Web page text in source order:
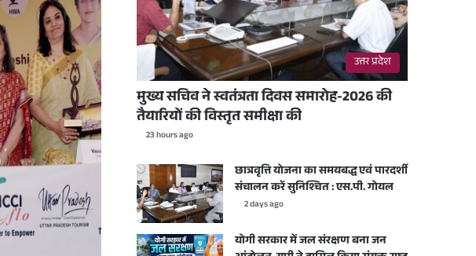
उत्तर प्रदेश
मुख्य सचिव ने स्वतंत्रता दिवस समारोह-2026 की
तैयारियों की विस्तृत समीक्षा की
23 hours ago
छात्रवृत्ति योजना का समयबद्ध एवं पारदर्शी
संचालन करें सुनिश्चित : एस.पी. गोयल
2 days ago
योगी सरकार में जल संरक्षण बना जन